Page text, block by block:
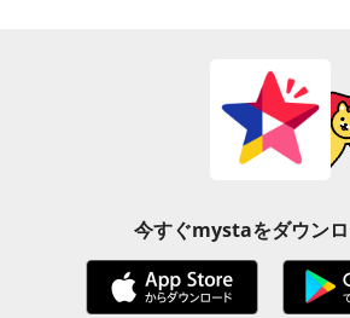
今すぐmystaをダウンロ